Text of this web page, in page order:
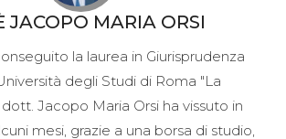
JACOPO MARIA ORSI
la laurea in Giurisprudenza
degli Studi di Roma "La
dott. Jacopo Maria Orsi ha vissuto in
mesi, grazie a una borsa di studio,